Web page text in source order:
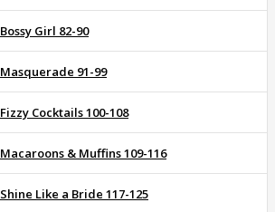
Bossy Girl 82-90
Masquerade 91-99
Fizzy Cocktails 100-108
Macaroons & Muffins 109-116
Shine Like a Bride 117-125